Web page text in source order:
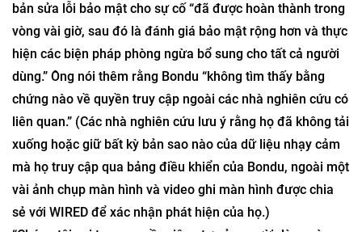
bản sửa lỗi bảo mật cho sự cố “đã được hoàn thành trong
vòng vài giờ, sau đó là đánh giá bảo mật rộng hơn và thực
hiện các biện pháp phòng ngừa bổ sung cho tất cả người
dùng.” Ông nói thêm rằng Bondu “không tìm thấy bằng
chứng nào về quyền truy cập ngoài các nhà nghiên cứu có
liên quan.” (Các nhà nghiên cứu lưu ý rằng họ đã không tải
xuống hoặc giữ bất kỳ bản sao nào của dữ liệu nhạy cảm
mà họ truy cập qua bảng điều khiển của Bondu, ngoài một
vài ảnh chụp màn hình và video ghi màn hình được chia
sẻ với WIRED để xác nhận phát hiện của họ.)